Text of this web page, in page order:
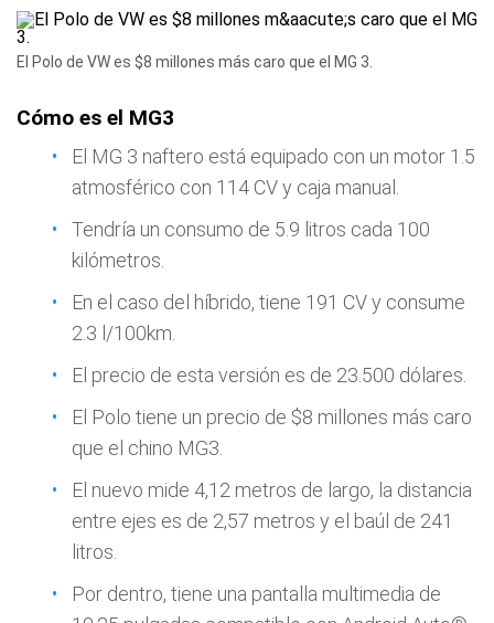
El Polo de VW es $8 millones más caro que el MG 3.
Cómo es el MG3
El MG 3 naftero está equipado con un motor 1.5
atmosférico con 114 CV y caja manual.
Tendría un consumo de 5.9 litros cada 100
kilómetros.
En el caso del híbrido, tiene 191 CV y consume
2.3 l/100km.
El precio de esta versión es de 23.500 dólares.
El Polo tiene un precio de $8 millones más caro
que el chino MG3.
El nuevo mide 4,12 metros de largo, la distancia
entre ejes es de 2,57 metros y el baúl de 241
litros.
Por dentro, tiene una pantalla multimedia de